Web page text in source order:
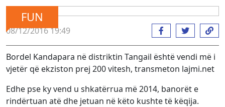
FUN
08/12/2016 19:49
Bordel Kandapara në distriktin Tangail është vendi më i
vjetër që ekziston prej 200 vitesh, transmeton lajmi.net
Edhe pse ky vend u shkatërrua më 2014, banorët e
rindërtuan atë dhe jetuan në këto kushte të këqija.